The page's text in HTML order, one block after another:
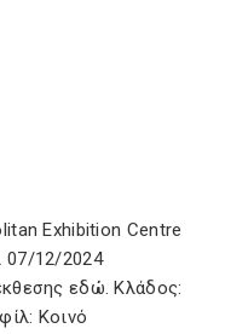
Exhibition Centre
07/12/2024
εδώ. Κλάδος:
Κοινό